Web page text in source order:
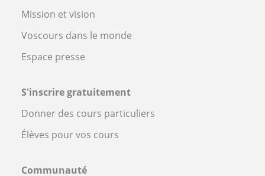
Mission et vision
Voscours dans le monde
Espace presse
S'inscrire gratuitement
Donner des cours particuliers
Élèves pour vos cours
Communauté